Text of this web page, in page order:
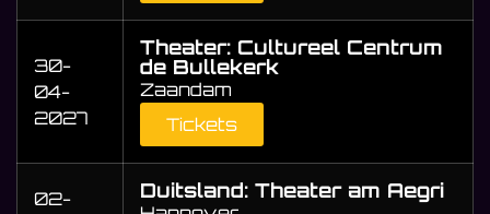
30-
04-
2027
Theater: Cultureel Centrum
de Bullekerk
Zaandam
Tickets
02-
Duitsland: Theater am Aegri